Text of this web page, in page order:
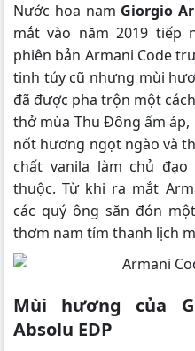
Nước hoa nam Giorgio
mắt vào năm 2019 tiếp
phiên bản Armani Code
tinh túy cũ nhưng mùi
đã được pha trộn một
thở mùa Thu Đông ấm áp,
nốt hương ngọt ngào và
chất vanila làm chủ
thuộc. Từ khi ra mắt
các quý ông săn đón
thơm nam tím thanh lịch
Mùi hương của
Absolu EDP